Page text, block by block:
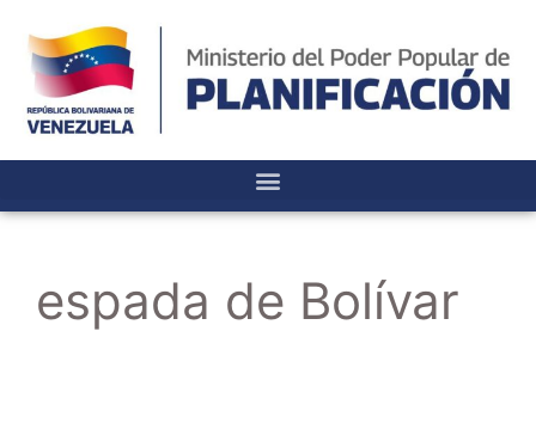
espada de Bolívar